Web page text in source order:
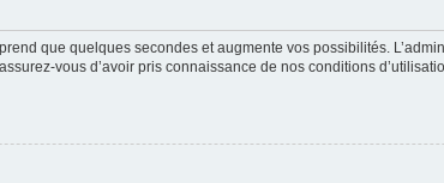
que quelques secondes et augmente vos possibilités.
vous d’avoir pris connaissance de nos conditions